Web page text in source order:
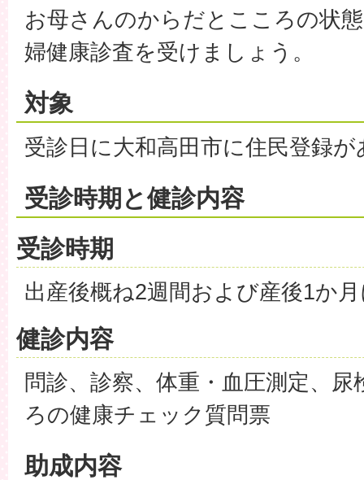
お母さんのからだとこころの状
婦健康診査を受けましょう。
対象
受診日に大和高田市に住民登録
受診時期と健診内容
受診時期
出産後概ね2週間および産後1か
健診内容
問診、診察、体重・血圧測定、
ろの健康チェック質問票
助成内容